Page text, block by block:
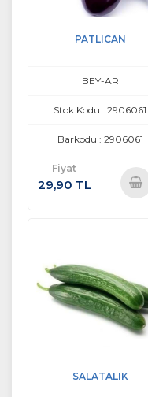
PATLICAN
BEY-AR
Stok Kodu : 2906061
Barkodu : 2906061
Fiyat
29,90 TL
SALATALIK